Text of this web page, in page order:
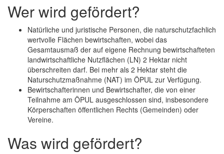
Wer wird gefördert?
Natürliche und juristische Personen, die naturschutzfachlich
wertvolle Flächen bewirtschaften, wobei das
Gesamtausmaß der auf eigene Rechnung bewirtschafteten
landwirtschaftliche Nutzflächen (LN) 2 Hektar nicht
überschreiten darf. Bei mehr als 2 Hektar steht die
Naturschutzmaßnahme (NAT) im ÖPUL zur Verfügung.
Bewirtschafterinnen und Bewirtschafter, die von einer
Teilnahme am ÖPUL ausgeschlossen sind, insbesondere
Körperschaften öffentlichen Rechts (Gemeinden) oder
Vereine.
Was wird gefördert?